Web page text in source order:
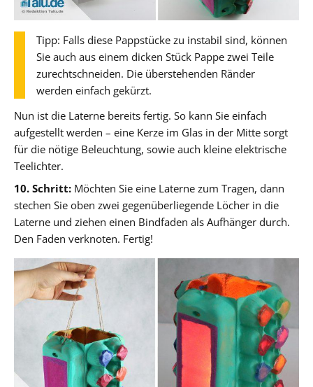
Tipp: Falls diese Pappstücke zu instabil sind, können
Sie auch aus einem dicken Stück Pappe zwei Teile
zurechtschneiden. Die überstehenden Ränder
werden einfach gekürzt.
Nun ist die Laterne bereits fertig. So kann Sie einfach
aufgestellt werden – eine Kerze im Glas in der Mitte sorgt
für die nötige Beleuchtung, sowie auch kleine elektrische
Teelichter.
10. Schritt: Möchten Sie eine Laterne zum Tragen, dann
stechen Sie oben zwei gegenüberliegende Löcher in die
Laterne und ziehen einen Bindfaden als Aufhänger durch.
Den Faden verknoten. Fertig!